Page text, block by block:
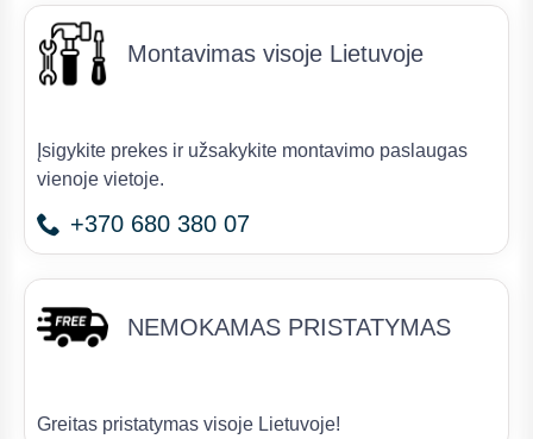
Montavimas visoje Lietuvoje
Įsigykite prekes ir užsakykite montavimo paslaugas
vienoje vietoje.
+370 680 380 07
NEMOKAMAS PRISTATYMAS
Greitas pristatymas visoje Lietuvoje!